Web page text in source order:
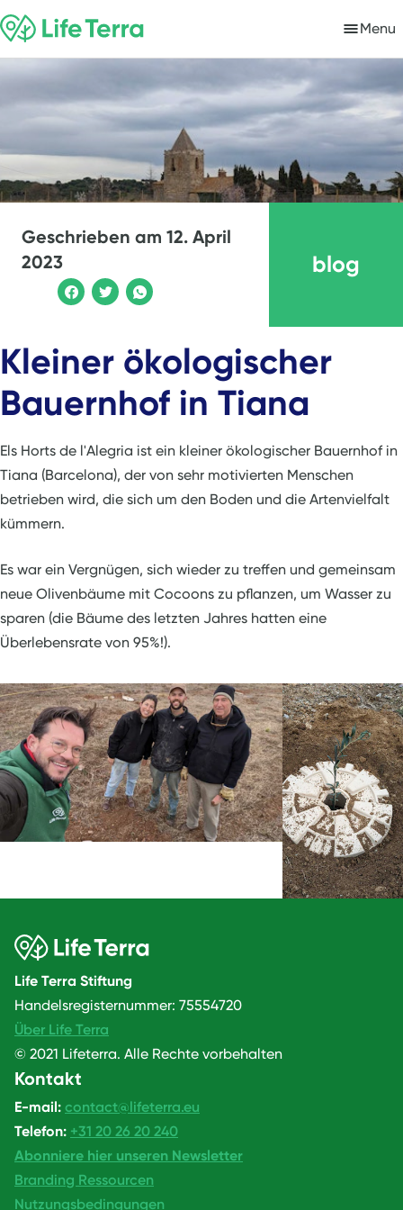
Menu
Geschrieben am 12. April
2023
blog
Kleiner ökologischer
Bauernhof in Tiana
Els Horts de l'Alegria ist ein kleiner ökologischer Bauernhof in
Tiana (Barcelona), der von sehr motivierten Menschen
betrieben wird, die sich um den Boden und die Artenvielfalt
kümmern.
Es war ein Vergnügen, sich wieder zu treffen und gemeinsam
neue Olivenbäume mit Cocoons zu pflanzen, um Wasser zu
sparen (die Bäume des letzten Jahres hatten eine
Überlebensrate von 95%!).
Life Terra Stiftung
Handelsregisternummer: 75554720
Über Life Terra
© 2021 Lifeterra. Alle Rechte vorbehalten
Kontakt
E-mail: contact@lifeterra.eu
Telefon: +31 20 26 20 240
Abonniere hier unseren Newsletter
Branding Ressourcen
Nutzungsbedingungen